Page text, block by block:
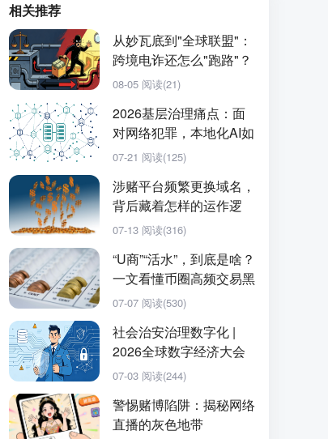
相关推荐
从妙瓦底到"全球联盟"：
跨境电诈还怎么"跑路"？
08-05 阅读(21)
2026基层治理痛点：面
对网络犯罪，本地化AI如
何实现提质增···
07-21 阅读(125)
涉赌平台频繁更换域名，
背后藏着怎样的运作逻
辑？
07-13 阅读(316)
“U商”“活水”，到底是啥？
一文看懂币圈高频交易黑
话
07-07 阅读(530)
社会治安治理数字化 |
2026全球数字经济大会
有哪些新方向···
07-03 阅读(244)
警惕赌博陷阱：揭秘网络
直播的灰色地带